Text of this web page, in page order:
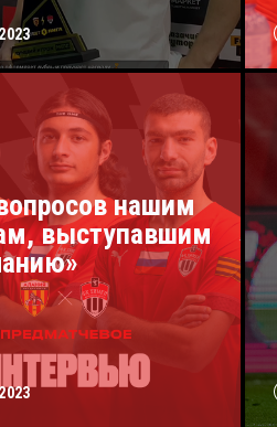
нашим
выступавшим